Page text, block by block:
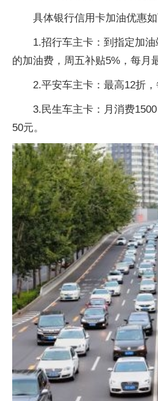
具体银行信用卡加油优惠如
1.招行车主卡：到指定加
的加油费，周五补贴5%，每月
2.平安车主卡：最高12折，
3.民生车主卡：月消费
50元。